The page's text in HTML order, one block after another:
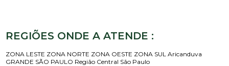
REGIÕES ONDE A ATENDE :
ZONA LESTE ZONA NORTE ZONA OESTE ZONA SUL Aricanduva
GRANDE SÃO PAULO Região Central São Paulo